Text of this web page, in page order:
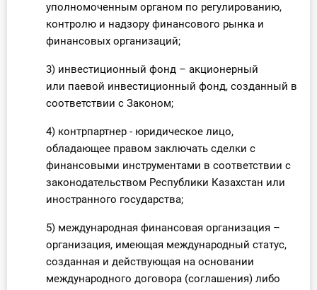
уполномоченным органом по регулированию,
контролю и надзору финансового рынка и
финансовых организаций;
3) инвестиционный фонд – акционерный
или паевой инвестиционный фонд, созданный в
соответствии с Законом;
4) контрпартнер - юридическое лицо,
обладающее правом заключать сделки с
финансовыми инструментами в соответствии с
законодательством Республики Казахстан или
иностранного государства;
5) международная финансовая организация –
организация, имеющая международный статус,
созданная и действующая на основании
международного договора (соглашения) либо